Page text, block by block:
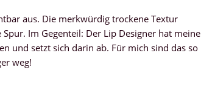
aus. Die merkwürdig trockene Textur
Im Gegenteil: Der Lip Designer hat meine
und setzt sich darin ab. Für mich sind das so
weg!